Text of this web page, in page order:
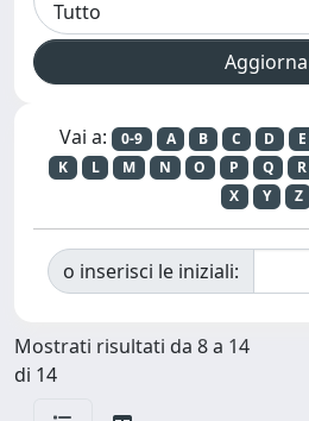
Vai a: 0-9 A B C D E
K
L M N O P Q R
X
Y Z
o inserisci le iniziali:
Mostrati risultati da 8 a 14
di 14